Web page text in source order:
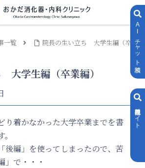
AIチャット相談
内視鏡専門サイト
一覧
院長の生い立ち 大学生編（卒
大学生編（卒業編）
り着かなかった大学卒業までを書
後編」を使ってしまったので、苦
」で・・・